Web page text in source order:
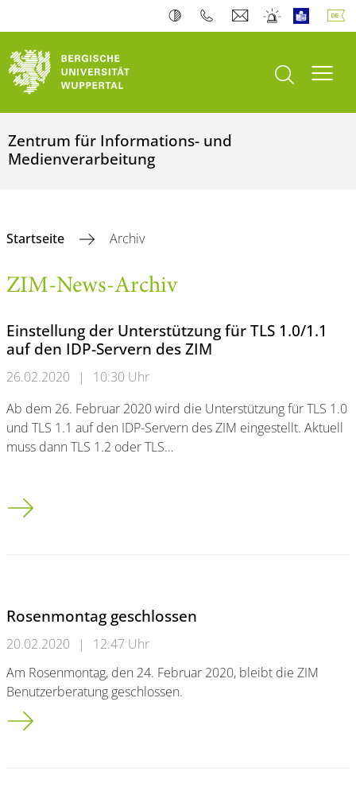
Suche öffnen
Zentrum für Informations- und
Medienverarbeitung
Startseite Archiv
ZIM-News-Archiv
Einstellung der Unterstützung für TLS 1.0/1.1
auf den IDP-Servern des ZIM
26.02.2020 |
10:30 Uhr
Ab dem 26. Februar 2020 wird die Unterstützung für TLS 1.0
und TLS 1.1 auf den IDP-Servern des ZIM eingestellt. Aktuell
muss dann TLS 1.2 oder TLS…
Einstellung der Unterstützung für TLS 1.0/1.1 auf den IDP-
Rosenmontag geschlossen
20.02.2020 |
12:47 Uhr
Am Rosenmontag, den 24. Februar 2020, bleibt die ZIM
Benutzerberatung geschlossen.
Rosenmontag geschlossen